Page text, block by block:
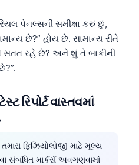
પેનલ્સની સમીક્ષા કરું છું,
છે?” હોય છે. સામાન્ય રીતે
સતત રહે છે? અને શું તે બાકીની
રિપોર્ટ વાસ્તવમાં
ફિઝિયોલોજી માટે મૂલ્ય
સંબંધિત માર્કર્સ અવગણવામાં